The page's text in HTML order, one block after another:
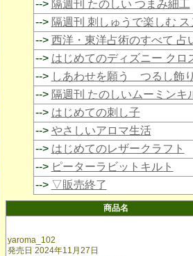
--> 隔週刊 たのしい つまみ細工
--> 隔週刊 刺しゅうで楽しむ
--> 西洋・東洋占術のすべて 占
--> はじめてのディズニー クロ
--> しあわせを願う つるし飾
--> 隔週刊 たのしいムーミンキ
--> はじめての刺し子
--> やさしいアロマ生活
--> はじめてのレザークラフト
--> ピーターラビットキルト
--> ▽販売終了
商品名
yaroma_102
発売日 2024年11月27日